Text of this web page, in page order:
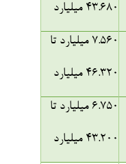
43.680 میلیارد
7.560 میلیارد تا
46.320 میلیارد
6.750 میلیارد تا
43.200 میلیارد